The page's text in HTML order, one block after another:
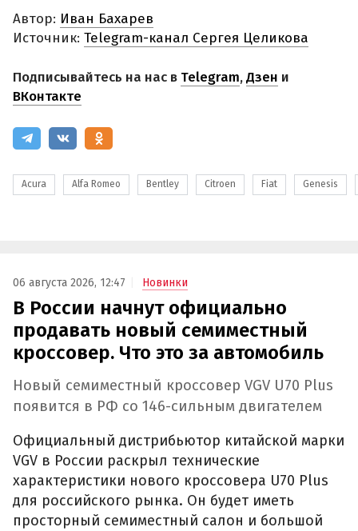
Автор: Иван Бахарев
Источник: Telegram-канал Сергея Целикова
Подписывайтесь на нас в Telegram,Дзен и
ВКонтакте
Acura Alfa Romeo Bentley Citroen Fiat Genesis
06 августа 2026, 12:47 Новинки
В России начнут официально
продавать новый семиместный
кроссовер. Что это за автомобиль
Новый семиместный кроссовер VGV U70 Plus
появится в РФ со 146-сильным двигателем
Официальный дистрибьютор китайской марки
VGV в России раскрыл технические
характеристики нового кроссовера U70 Plus
для российского рынка. Он будет иметь
просторный семиместный салон и большой